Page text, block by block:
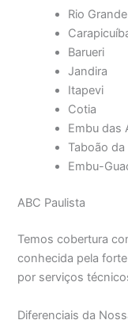
Rio
Barueri
Jandira
Itapevi
Cotia
Embu das
Taboão da
Embu-
ABC Paulista
Temos cobertura
conhecida pela
por serviços
Diferenciais da